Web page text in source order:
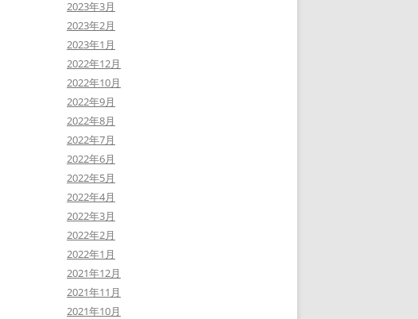
2023年3月
2023年2月
2023年1月
2022年12月
2022年10月
2022年9月
2022年8月
2022年7月
2022年6月
2022年5月
2022年4月
2022年3月
2022年2月
2022年1月
2021年12月
2021年11月
2021年10月